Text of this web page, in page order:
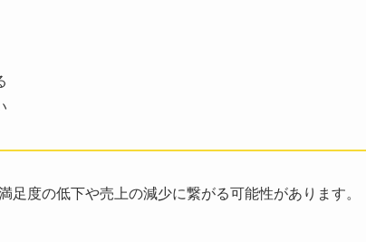
足度の低下や売上の減少に繋がる可能性があります。